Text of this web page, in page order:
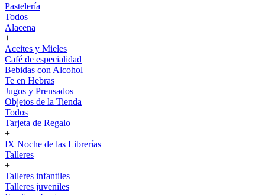
Pastelería
Todos
Alacena
+
Aceites y Mieles
Café de especialidad
Bebidas con Alcohol
Te en Hebras
Jugos y Prensados
Objetos de la Tienda
Todos
Tarjeta de Regalo
+
IX Noche de las Librerías
Talleres
+
Talleres infantiles
Talleres juveniles